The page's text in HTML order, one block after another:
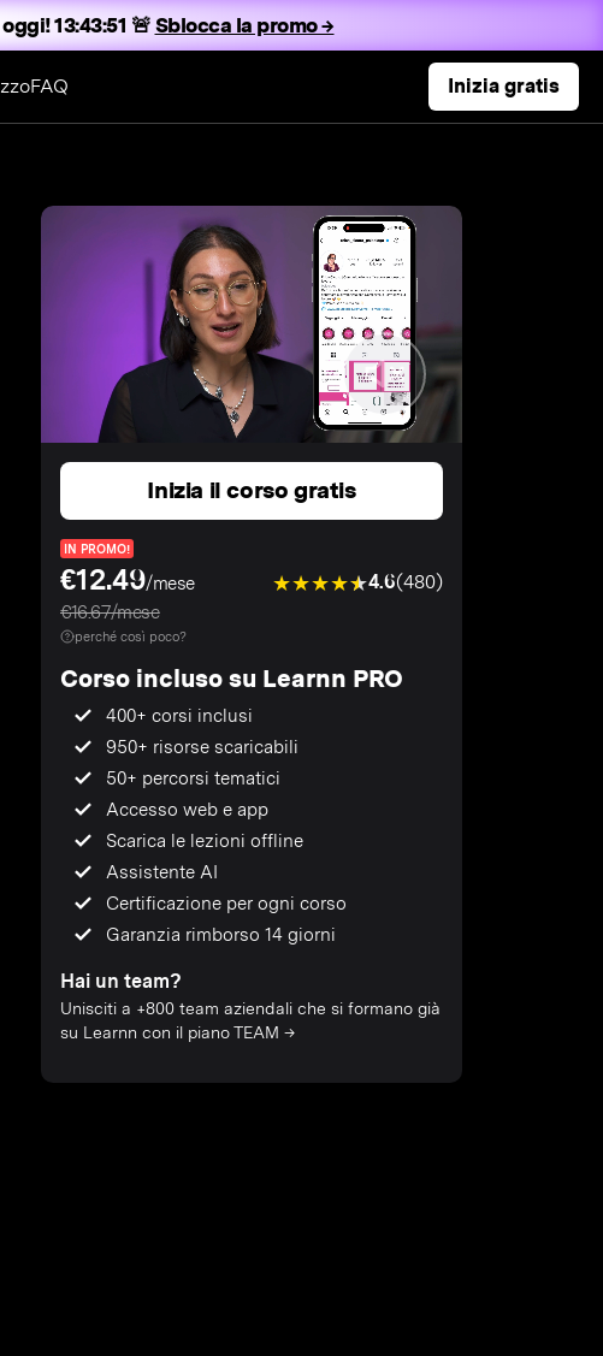
13:43:50 🚨 Sblocca la promo →
FAQ Inizia gratis
Inizia il corso gratis
IN PROMO!
€12.49/mese
€16.67/mese
4.6(480)
perché così poco?
Corso incluso su Learnn PRO
400+ corsi inclusi
950+ risorse scaricabili
50+ percorsi tematici
Accesso web e app
Scarica le lezioni offline
Assistente AI
Certificazione per ogni corso
Garanzia rimborso 14 giorni
Hai un team?
Unisciti a +800 team aziendali che si formano già
su Learnn con il piano TEAM →